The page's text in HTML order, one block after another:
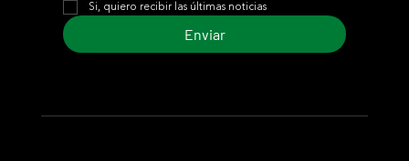
Si, quiero recibir las últimas noticias
Enviar